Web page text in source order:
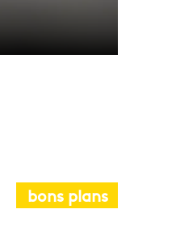
bons plans